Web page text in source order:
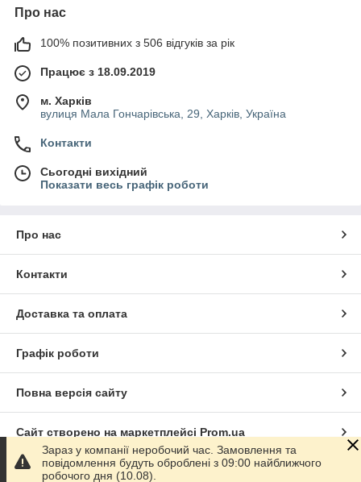
Про нас
100% позитивних з 506 відгуків за рік
Працює з 18.09.2019
м. Харків
вулиця Мала Гончарівська, 29, Харків, Україна
Контакти
Сьогодні вихідний
Показати весь графік роботи
Про нас
Контакти
Доставка та оплата
Графік роботи
Повна версія сайту
Сайт створено на маркетплейсі Prom.ua
Політика конфіденційності
Зараз у компанії неробочий час. Замовлення та
повідомлення будуть оброблені з 09:00 найближчого
робочого дня (10.08).